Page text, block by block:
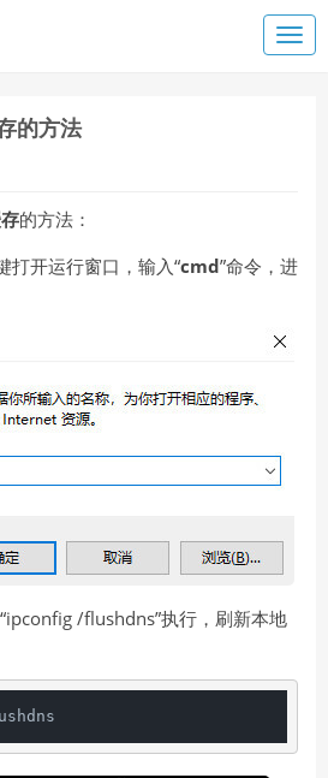
的方法
的方法：
打开运行窗口，输入“cmd”命令，进
/flushdns”执行，刷新本地